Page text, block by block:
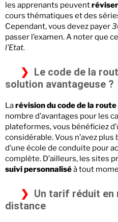
les apprenants peuvent
cours thématiques et des
Cependant, vous devez payer
passer l’examen. A noter que
l’Etat.
Le code de la
solution avantageuse ?
Larévision du code de la
nombre d’avantages pour les
plateformes, vous bénéficiez
considérable. Vous n’avez
d’une école de conduite pour
complète. D’ailleurs, les sites
suivi personnaliséà tout
Un tarif réduit en
distance